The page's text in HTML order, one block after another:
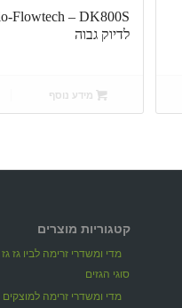
לדיוק גבוה
מידע נוסף
קטגוריות מוצרים
מדי ומשדרי זרימה לביו גז
סוגי הגזים
מדי ומשדרי זרימה למוצקים